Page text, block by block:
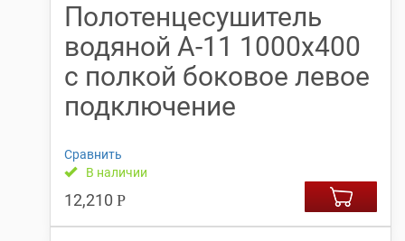
Полотенцесушитель
водяной А-11 1000х400
с полкой боковое левое
подключение
Сравнить
В наличии
12,210 Р